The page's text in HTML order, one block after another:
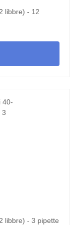
libbre) - 12
libbre) - 3 pipette